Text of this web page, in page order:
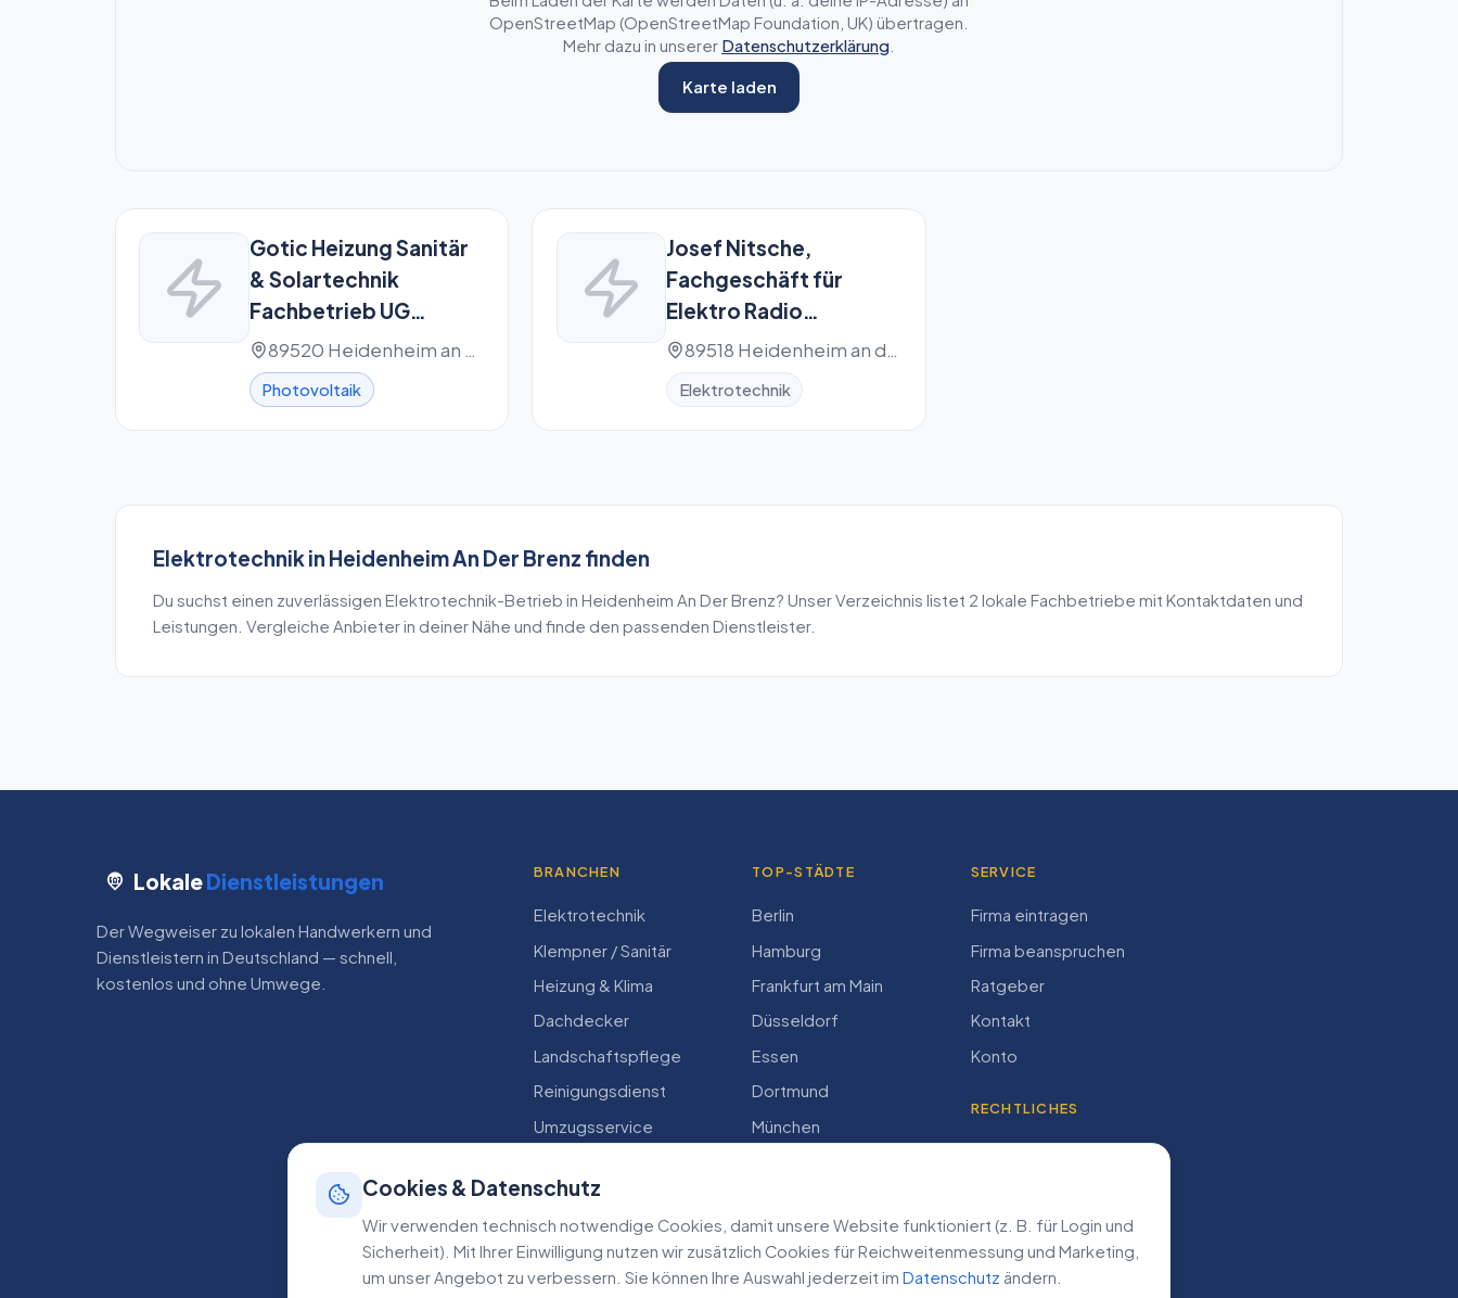
OpenStreetMap (OpenStreetMap Foundation, UK) übertragen.
Mehr dazu in unserer Datenschutzerklärung
Karte laden
Gotic Heizung Sanitär
& Solartechnik
Fachbetrieb UG
(haftungsbeschränkt) 89520 Heidenheim an der Brenz
Photovoltaik
Josef Nitsche,
Fachgeschäft für
Elektro Radio
Fernsehen
Gesellschaft mit
beschränkter Haftung
89518 Heidenheim an der Brenz
Elektrotechnik
Elektrotechnikin Heidenheim An Der Brenz finden
Du suchst einen zuverlässigen Elektrotechnik-Betrieb in Heidenheim An Der Brenz? Unser Verzeichnis listet 2 lokale Fachbetriebe mit Kontaktdaten und
Leistungen. Vergleiche Anbieter in deiner Nähe und finde den passenden Dienstleister.
LokaleDienstleistungen
Der Wegweiser zu lokalen Handwerkern und
Dienstleistern in Deutschland — schnell,
kostenlos und ohne Umwege.
BRANCHEN
Elektrotechnik
Klempner / Sanitär
Heizung & Klima
Dachdecker
Landschaftspflege
Reinigungsdienst
Umzugsservice
TOP-STÄDTE
Berlin
Hamburg
Frankfurt am Main
Düsseldorf
Essen
Dortmund
München
SERVICE
Firma eintragen
Firma beanspruchen
Ratgeber
Kontakt
Konto
RECHTLICHES
AGB
Cookies & Datenschutz
Wir verwenden technisch notwendige Cookies, damit unsere Website funktioniert (z. B. für Login und
Sicherheit). Mit Ihrer Einwilligung nutzen wir zusätzlich Cookies für Reichweiten­messung und Marketing,
um unser Angebot zu verbessern. Sie können Ihre Auswahl jederzeit im Datenschutz ändern.